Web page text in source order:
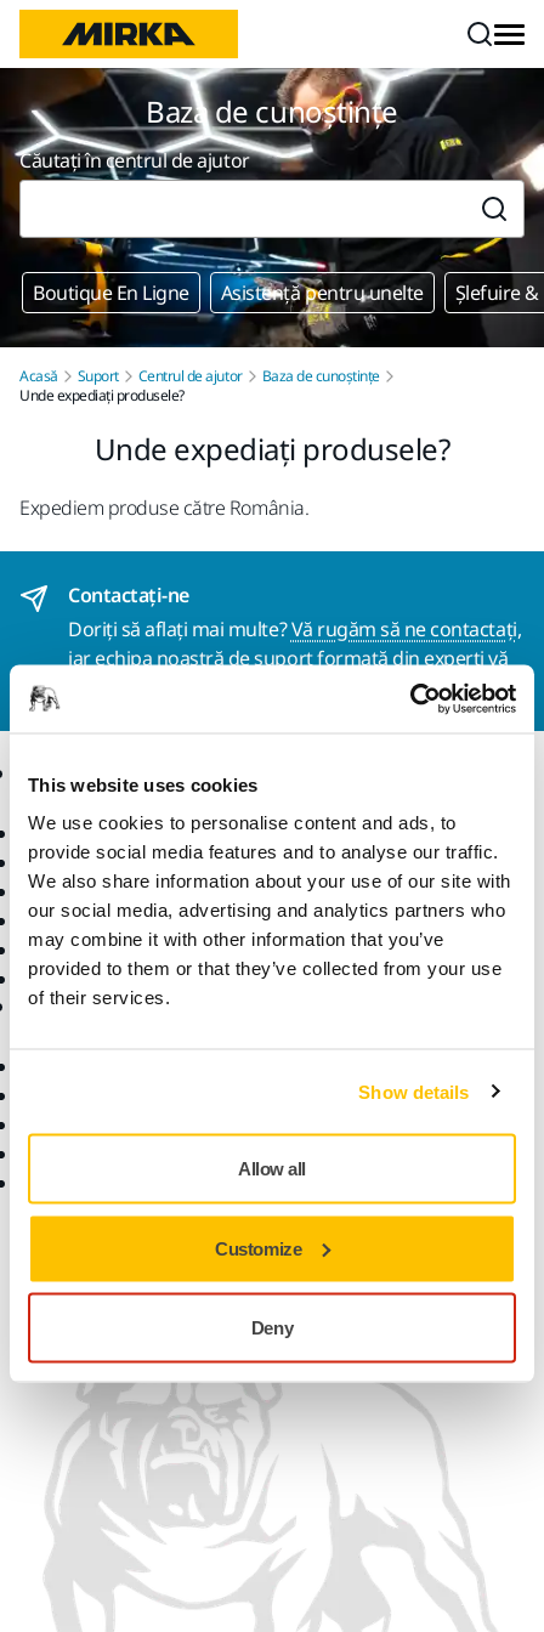
This website uses cookies
We use cookies to personalise content and ads, to
provide social media features and to analyse our traffic.
We also share information about your use of our site with
our social media, advertising and analytics partners who
may combine it with other information that you’ve
provided to them or that they’ve collected from your use
of their services.
Show details
Allow all
Customize
Deny
Baza de cunoștințe
Căutați în centrul de ajutor
Boutique En Ligne Asistență pentru unelte Șlefuire
Acasă Suport Centrul de ajutor
Baza de cunoștințe
Unde expediați produsele?
Unde expediați produsele?
Expediem produse către România.
Contactaţi-ne
Doriți să aflați mai multe?Vă rugăm să ne contactați,
iar echipa noastră de suport formată din experți vă
Produse
Scule electrice
Șlefuire fără praf
Abrazivi și compuși
Accesorii și consumabile
Superabrazivi
Branduri de top
Industrii
Aplicații
Soluții
Asistență
Contactaţi-ne
Carieră
Pentru Media
Pentru Parteneri